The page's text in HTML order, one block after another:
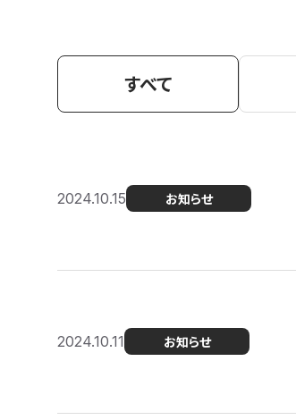
すべて
2024.10.15 お知らせ
2024.10.11 お知らせ